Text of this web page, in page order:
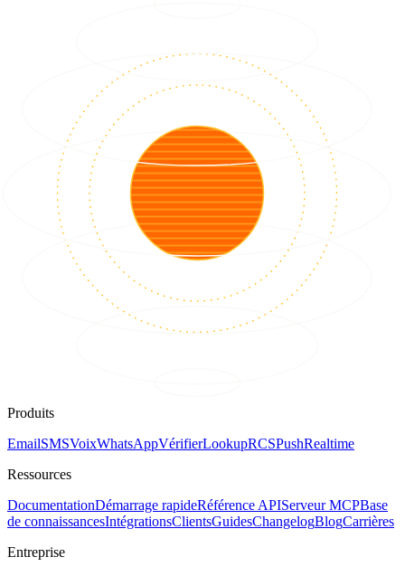
Produits
EmailSMSVoixWhatsAppVérifierLookupRCSPushRealtime
Ressources
DocumentationDémarrage rapideRéférence APIServeur MCPBase
de connaissancesIntégrationsClientsGuidesChangelogBlogCarrières
Entreprise